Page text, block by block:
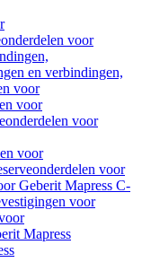
voor
en verbindingen,
voor
voor
voor
voor
voor
Geberit Mapress C-
voor
Mapress